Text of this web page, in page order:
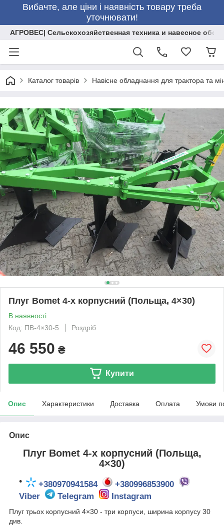
Вибачте, але ціни і наявність товару треба
уточнювати!
АГРОВЕС| Сельскохозяйственная техника и навесное
Каталог товарів Навісне обладнання для трактора та
Плуг Bomet 4-х корпусний (Польща, 4×30)
В наявності
Код: ПB-4×30-5
Роздріб
46 550 ₴
Купити
Опис Характеристики Доставка Оплата Умови
Опис
Плуг Bomet 4-х корпусний (Польща,
4×30)
+380970941584
+380996853900
Viber
Telegram Instagram
Плуг трьох корпусний 4×30 - три корпуси, ширина корпусу 30
див.